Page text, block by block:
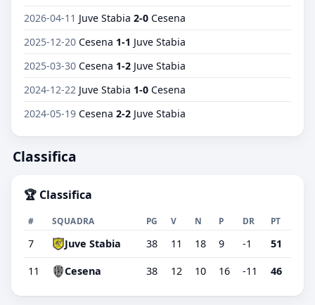
2026-04-11 Juve Stabia 2-0 Cesena
2025-12-20 Cesena 1-1 Juve Stabia
2025-03-30 Cesena 1-2 Juve Stabia
2024-12-22 Juve Stabia 1-0 Cesena
2024-05-19 Cesena 2-2 Juve Stabia
Classifica
🏆 Classifica
# SQUADRA PG V N P DR PT
7 Juve Stabia 38 11 18 9 -1 51
11 Cesena 38 12 10 16 -11 46